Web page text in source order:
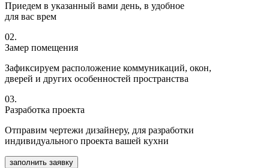
Приедем в указанный вами день, в удобное
для вас врем
02.
Замер помещения
Зафиксируем расположение коммуникаций, окон,
дверей и других особенностей пространства
03.
Разработка проекта
Отправим чертежи дизайнеру, для разработки
индивидуального проекта вашей кухни
заполнить заявку